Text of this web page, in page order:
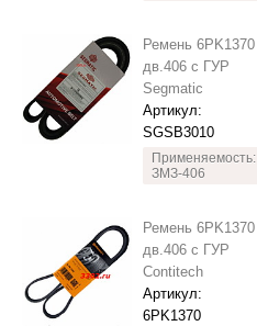
Ремень 6PK1370
дв.406 с ГУР
Segmatic
Артикул:
SGSB3010
Применяемость:
ЗМЗ-406
Ремень 6PK1370
дв.406 с ГУР
Contitech
Артикул:
6PK1370